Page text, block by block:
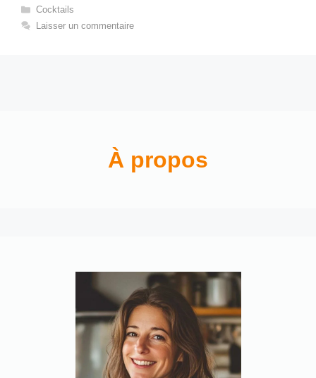
Catégories
Cocktails
Laisser un commentaire
À propos